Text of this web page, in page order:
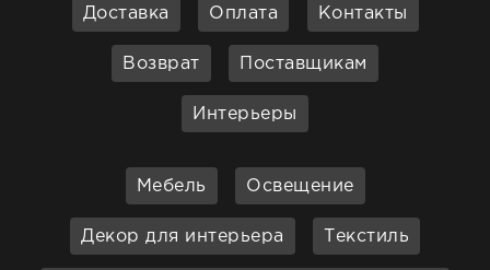
Доставка Оплата Контакты
Возврат Поставщикам
Интерьеры
Мебель Освещение
Декор для интерьера Текстиль